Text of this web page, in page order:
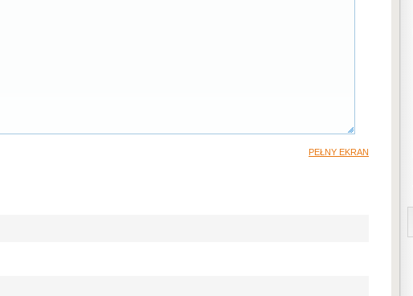
PEŁNY EKRAN